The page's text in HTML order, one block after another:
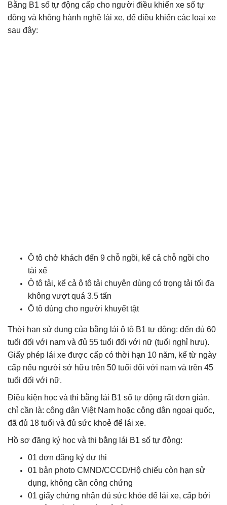
Bằng B1 số tự động cấp cho người điều khiển xe số tự
đông và không hành nghề lái xe, để điều khiển các loại xe
sau đây:
Ô tô chở khách đến 9 chỗ ngồi, kể cả chỗ ngồi cho
tài xế
Ô tô tải, kể cả ô tô tải chuyên dùng có trọng tải tối đa
không vượt quá 3.5 tấn
Ô tô dùng cho người khuyết tật
Thời hạn sử dụng của bằng lái ô tô B1 tự động: đến đủ 60
tuổi đối với nam và đủ 55 tuổi đối với nữ (tuổi nghỉ hưu).
Giấy phép lái xe được cấp có thời hạn 10 năm, kể từ ngày
cấp nếu người sở hữu trên 50 tuổi đối với nam và trên 45
tuổi đối với nữ.
Điều kiện học và thi bằng lái B1 số tự động rất đơn giản,
chỉ cần là: công dân Việt Nam hoặc công dân ngoại quốc,
đã đủ 18 tuổi và đủ sức khoẻ để lái xe.
Hồ sơ đăng ký học và thi bằng lái B1 số tự động:
01 đơn đăng ký dự thi
01 bản photo CMND/CCCD/Hộ chiếu còn hạn sử
dụng, không cần công chứng
01 giấy chứng nhận đủ sức khỏe để lái xe, cấp bởi